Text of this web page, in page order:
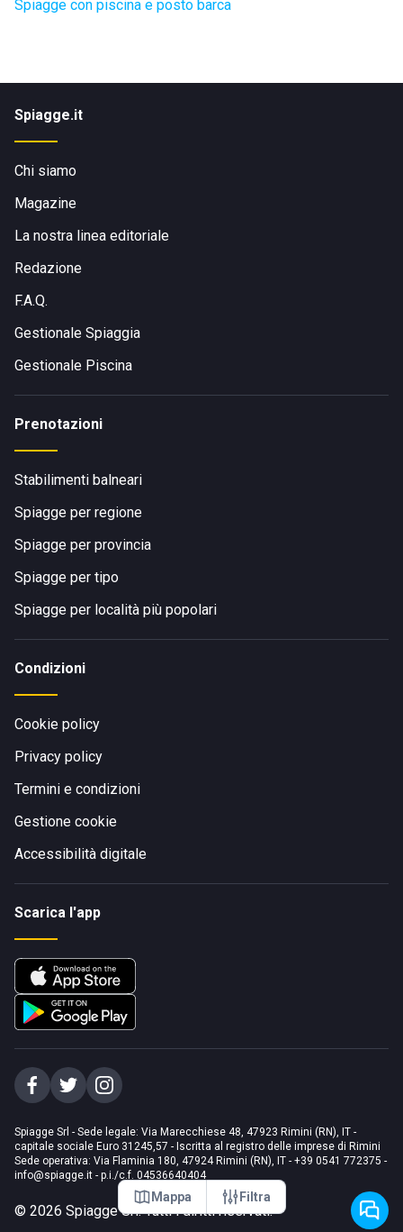
Mappa Filtra
Spiagge con piscina e posto barca
Spiagge.it
Chi siamo
Magazine
La nostra linea editoriale
Redazione
F.A.Q.
Gestionale Spiaggia
Gestionale Piscina
Prenotazioni
Stabilimenti balneari
Spiagge per regione
Spiagge per provincia
Spiagge per tipo
Spiagge per località più popolari
Condizioni
Cookie policy
Privacy policy
Termini e condizioni
Gestione cookie
Accessibilità digitale
Scarica l'app
Spiagge Srl - Sede legale: Via Marecchiese 48, 47923 Rimini (RN), IT -
capitale sociale Euro 31245,57 - Iscritta al registro delle imprese di Rimini
Sede operativa: Via Flaminia 180, 47924 Rimini (RN), IT - +39 0541 772375 -
info@spiagge.it - p.i./c.f. 04536640404
© 2026 Spiagge Srl. Tutti i diritti riservati.